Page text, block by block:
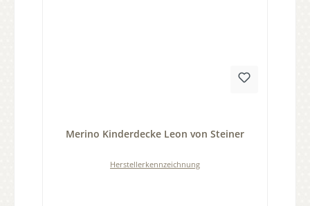
Merino Kinderdecke Leon von Steiner
Herstellerkennzeichnung